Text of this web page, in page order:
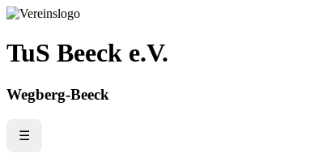
TuS Beeck e.V.
Wegberg-Beeck
☰